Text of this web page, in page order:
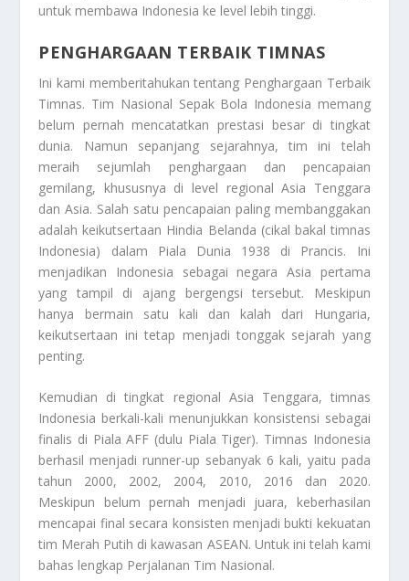
untuk membawa Indonesia ke level lebih tinggi.
PENGHARGAAN TERBAIK TIMNAS
Ini kami memberitahukan tentang Penghargaan Terbaik
Timnas. Tim Nasional Sepak Bola Indonesia memang
belum pernah mencatatkan prestasi besar di tingkat
dunia. Namun sepanjang sejarahnya, tim ini telah
meraih sejumlah penghargaan dan pencapaian
gemilang, khususnya di level regional Asia Tenggara
dan Asia. Salah satu pencapaian paling membanggakan
adalah keikutsertaan Hindia Belanda (cikal bakal timnas
Indonesia) dalam Piala Dunia 1938 di Prancis. Ini
menjadikan Indonesia sebagai negara Asia pertama
yang tampil di ajang bergengsi tersebut. Meskipun
hanya bermain satu kali dan kalah dari Hungaria,
keikutsertaan ini tetap menjadi tonggak sejarah yang
penting.
Kemudian di tingkat regional Asia Tenggara, timnas
Indonesia berkali-kali menunjukkan konsistensi sebagai
finalis di Piala AFF (dulu Piala Tiger). Timnas Indonesia
berhasil menjadi runner-up sebanyak 6 kali, yaitu pada
tahun 2000, 2002, 2004, 2010, 2016 dan 2020.
Meskipun belum pernah menjadi juara, keberhasilan
mencapai final secara konsisten menjadi bukti kekuatan
tim Merah Putih di kawasan ASEAN. Untuk ini telah kami
bahas lengkap Perjalanan Tim Nasional.